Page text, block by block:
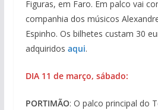
Figuras, em Faro. Em palco vai
companhia dos músicos
Espinho. Os bilhetes custam 30
adquiridos aqui.
DIA 11 de março, sábado:
PORTIMÃO: O palco principal do